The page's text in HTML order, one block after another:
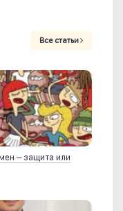
Все статьи
– защита или